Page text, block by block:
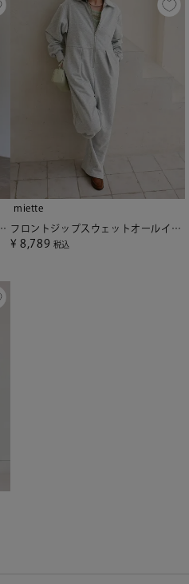
プスドッキングオールインワン
miette
フロントジップスウェットオールインワン【miette ミエット】
¥ 8,789 税込